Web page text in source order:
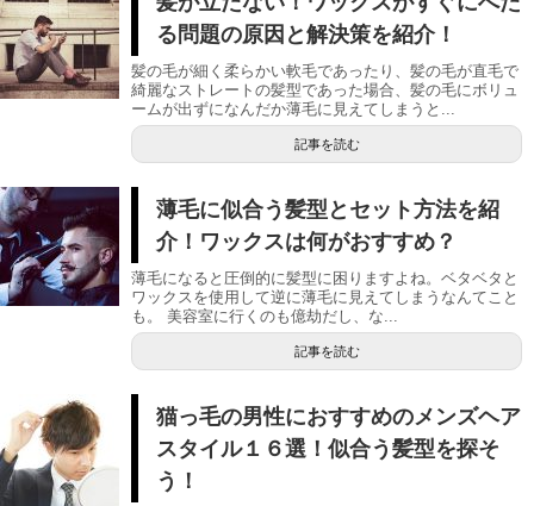
る問題の原因と解決策を紹介！
髪の毛が細く柔らかい軟毛であったり、髪の毛が直毛で
綺麗なストレートの髪型であった場合、髪の毛にボリュ
ームが出ずになんだか薄毛に見えてしまうと...
記事を読む
薄毛に似合う髪型とセット方法を紹
介！ワックスは何がおすすめ？
薄毛になると圧倒的に髪型に困りますよね。ベタベタと
ワックスを使用して逆に薄毛に見えてしまうなんてこと
も。 美容室に行くのも億劫だし、な...
記事を読む
猫っ毛の男性におすすめのメンズヘア
スタイル１６選！似合う髪型を探そ
う！